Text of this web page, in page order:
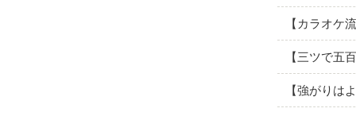
【カラオケ
【三ツで五
【強がりは